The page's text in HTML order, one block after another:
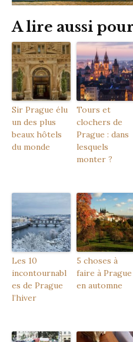
A lire aussi
Sir Prague élu
un des plus
beaux hôtels
du monde
Tours et
clochers de
Prague : dans
lesquels
monter ?
Les 10
incontournabl
es de Prague
l’hiver
5 choses à
faire à Prague
en automne